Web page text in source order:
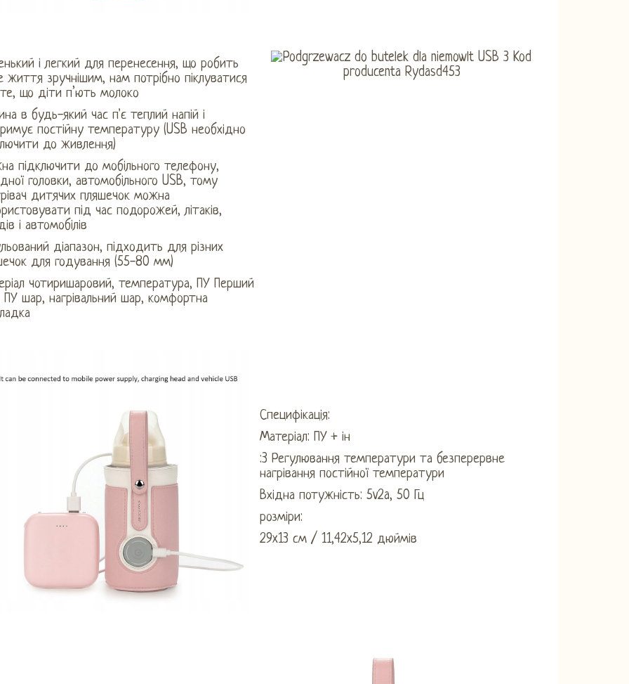
і легкий для перенесення, що робить
життя зручнішим, нам потрібно піклуватися
що діти п’ють молоко
в будь-який час п'є теплий напій і
постійну температуру (USB необхідно
до живлення)
підключити до мобільного телефону,
головки, автомобільного USB, тому
дитячих пляшечок можна
під час подорожей, літаків,
і автомобілів
діапазон, підходить для різних
для годування (55-80 мм)
чотиришаровий, температура, ПУ Перший
шар, нагрівальний шар, комфортна
Специфікація:
Матеріал: ПУ + ін
:3 Регулювання температури та безперервне
нагрівання постійної температури
Вхідна потужність: 5v2a, 50 Гц
розміри:
29x13 см / 11,42x5,12 дюймів